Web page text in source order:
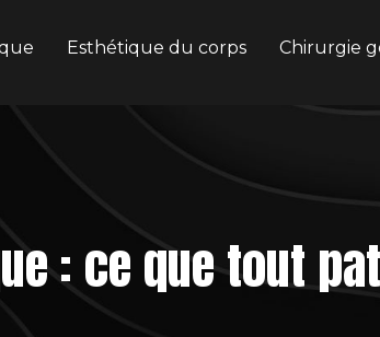
Esthétique du corps Chirurgie
: ce que tout